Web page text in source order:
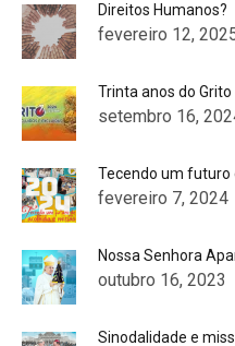
Direitos Humanos?
fevereiro 12,
Trinta anos do Grito
setembro 16,
Tecendo um futuro
fevereiro 7, 2024
Nossa Senhora
outubro 16, 2023
Sinodalidade e